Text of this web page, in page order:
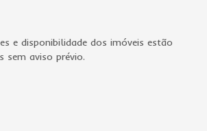
e disponibilidade dos imóveis estão
sem aviso prévio.